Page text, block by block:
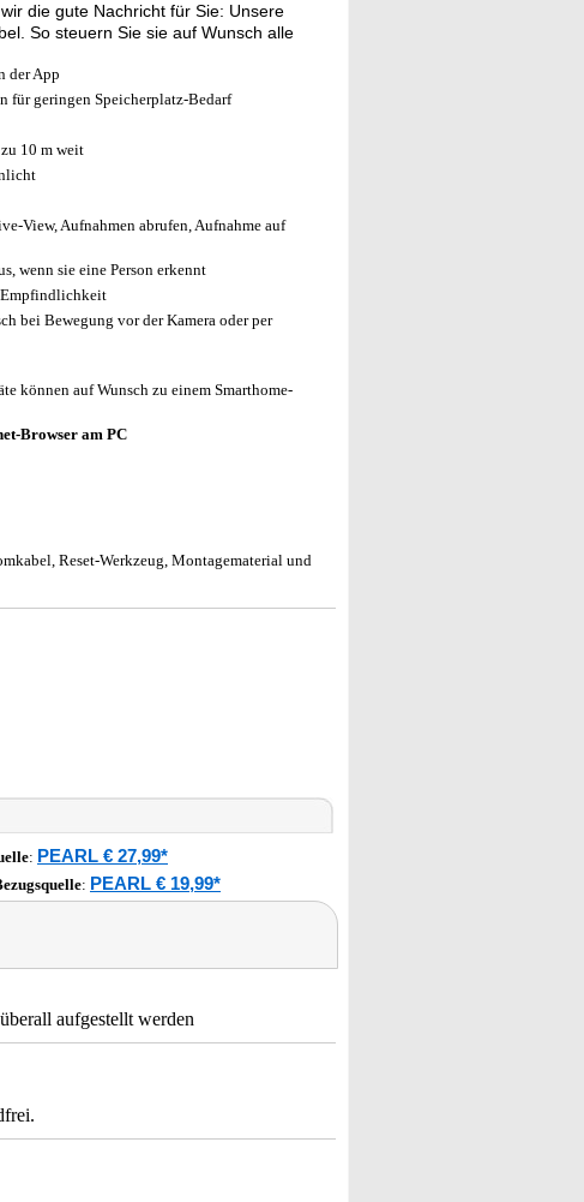
die gute Nachricht für Sie: Unsere
So steuern Sie sie auf Wunsch alle
der App
für geringen Speicherplatz-Bedarf
10 m weit
View, Aufnahmen abrufen, Aufnahme auf
wenn sie eine Person erkennt
Empfindlichkeit
bei Bewegung vor der Kamera oder per
können auf Wunsch zu einem Smarthome-
Browser am PC
Reset-Werkzeug, Montagematerial und
: PEARL € 27,99*
: PEARL € 19,99*
aufgestellt werden